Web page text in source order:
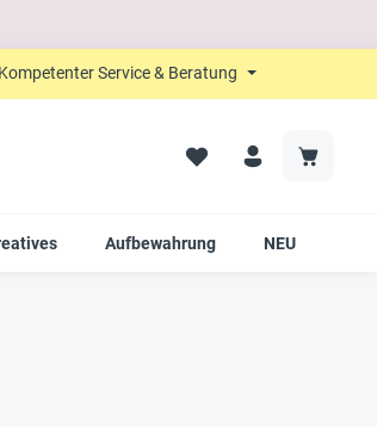
Kompetenter Service & Beratung
Aufbewahrung NEU